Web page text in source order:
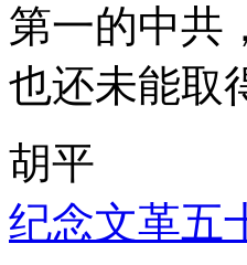
第一的中共
也还未能取
胡平
纪念文革五